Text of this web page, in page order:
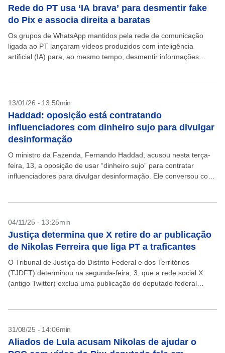
Rede do PT usa ‘IA brava’ para desmentir fake
do Pix e associa direita a baratas
Os grupos de WhatsApp mantidos pela rede de comunicação
ligada ao PT lançaram vídeos produzidos com inteligência
artificial (IA) para, ao mesmo tempo, desmentir informações
13/01/26 - 13:50min
Haddad: oposição está contratando
influenciadores com dinheiro sujo para divulgar
desinformação
O ministro da Fazenda, Fernando Haddad, acusou nesta terça-
feira, 13, a oposição de usar “dinheiro sujo” para contratar
influenciadores para divulgar desinformação. Ele conversou com
04/11/25 - 13:25min
Justiça determina que X retire do ar publicação
de Nikolas Ferreira que liga PT a traficantes
O Tribunal de Justiça do Distrito Federal e dos Territórios
(TJDFT) determinou na segunda-feira, 3, que a rede social X
(antigo Twitter) exclua uma publicação do deputado federal
31/08/25 - 14:06min
Aliados de Lula acusam Nikolas de ajudar o